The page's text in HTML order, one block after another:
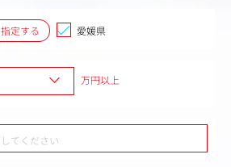
指定する 愛媛県
万円以上